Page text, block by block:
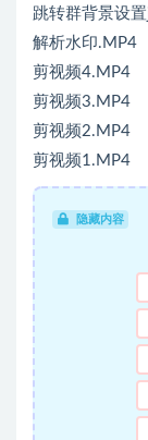
跳转群背景设
解析水印.MP4
剪视频4.MP4
剪视频3.MP4
剪视频2.MP4
剪视频1.MP4
隐藏内容